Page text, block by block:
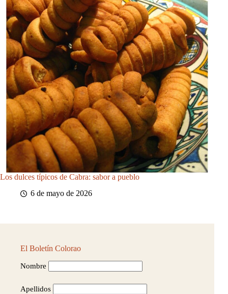
Los dulces típicos de Cabra: sabor a pueblo
6 de mayo de 2026
El Boletín Colorao
Nombre
Apellidos